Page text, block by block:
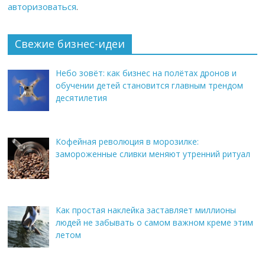
авторизоваться.
Свежие бизнес-идеи
Небо зовёт: как бизнес на полётах дронов и
обучении детей становится главным трендом
десятилетия
Кофейная революция в морозилке:
замороженные сливки меняют утренний ритуал
Как простая наклейка заставляет миллионы
людей не забывать о самом важном креме этим
летом